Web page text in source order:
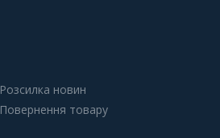
Розсилка новин
Повернення товару